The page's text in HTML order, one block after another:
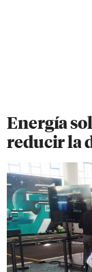
Energía
reducir la